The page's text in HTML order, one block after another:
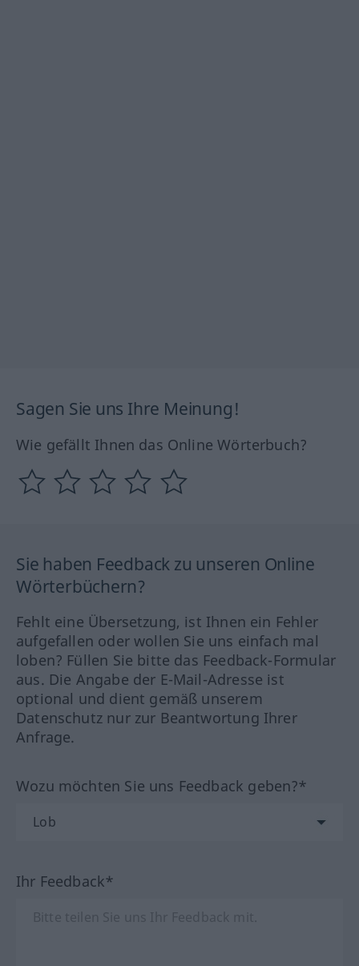
Sagen Sie uns Ihre Meinung!
Wie gefällt Ihnen das Online Wörterbuch?
Sie haben Feedback zu unseren Online
Wörterbüchern?
Fehlt eine Übersetzung, ist Ihnen ein Fehler
aufgefallen oder wollen Sie uns einfach mal
loben? Füllen Sie bitte das Feedback-Formular
aus. Die Angabe der E-Mail-Adresse ist
optional und dient gemäß unserem
Datenschutz nur zur Beantwortung Ihrer
Anfrage.
Wozu möchten Sie uns Feedback geben?*
Ihr Feedback*